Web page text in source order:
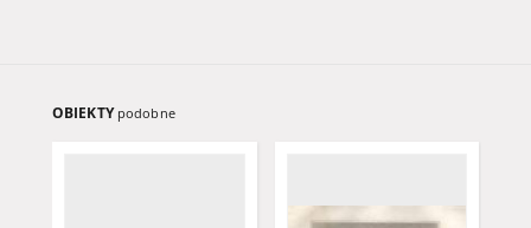
OBIEKTY podobne